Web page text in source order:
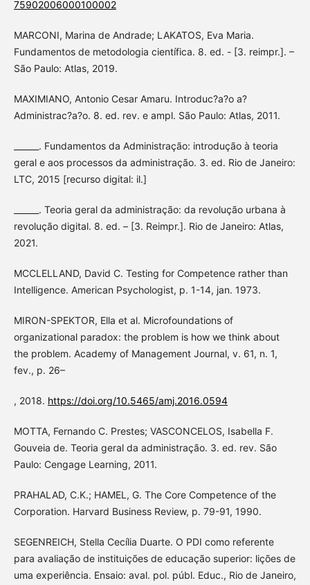
75902006000100002
MARCONI, Marina de Andrade; LAKATOS, Eva Maria.
Fundamentos de metodologia científica. 8. ed. - [3. reimpr.]. –
São Paulo: Atlas, 2019.
MAXIMIANO, Antonio Cesar Amaru. Introduc?a?o a?
Administrac?a?o. 8. ed. rev. e ampl. São Paulo: Atlas, 2011.
______. Fundamentos da Administração: introdução à teoria
geral e aos processos da administração. 3. ed. Rio de Janeiro:
LTC, 2015 [recurso digital: il.]
______. Teoria geral da administração: da revolução urbana à
revolução digital. 8. ed. – [3. Reimpr.]. Rio de Janeiro: Atlas,
2021.
MCCLELLAND, David C. Testing for Competence rather than
Intelligence. American Psychologist, p. 1-14, jan. 1973.
MIRON-SPEKTOR, Ella et al. Microfoundations of
organizational paradox: the problem is how we think about
the problem. Academy of Management Journal, v. 61, n. 1,
fev., p. 26–
, 2018. https://doi.org/10.5465/amj.2016.0594
MOTTA, Fernando C. Prestes; VASCONCELOS, Isabella F.
Gouveia de. Teoria geral da administração. 3. ed. rev. São
Paulo: Cengage Learning, 2011.
PRAHALAD, C.K.; HAMEL, G. The Core Competence of the
Corporation. Harvard Business Review, p. 79-91, 1990.
SEGENREICH, Stella Cecília Duarte. O PDI como referente
para avaliação de instituições de educação superior: lições de
uma experiência. Ensaio: aval. pol. públ. Educ., Rio de Janeiro,